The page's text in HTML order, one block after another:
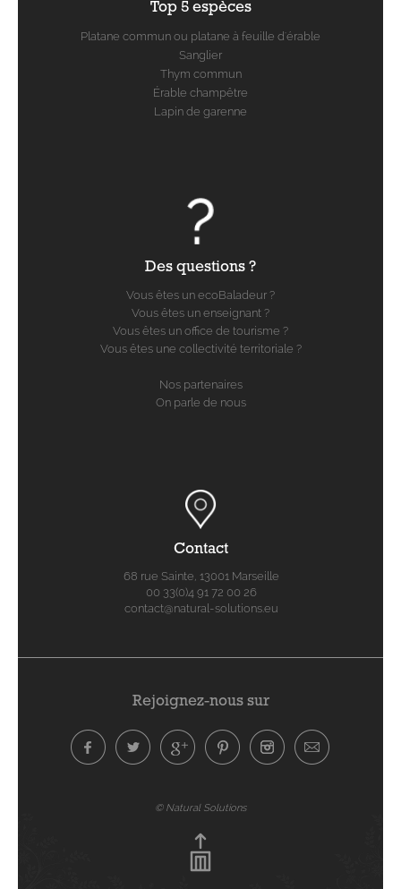
Top 5 espèces
Platane commun ou platane à feuille d'érable
Sanglier
Thym commun
Érable champêtre
Lapin de garenne
Des questions ?
Vous êtes un ecoBaladeur ?
Vous êtes un enseignant ?
Vous êtes un office de tourisme ?
Vous êtes une collectivité territoriale ?
Nos partenaires
On parle de nous
Contact
68 rue Sainte, 13001 Marseille
00 33(0)4 91 72 00 26
contact@natural-solutions.eu
Rejoignez-nous sur
© Natural Solutions